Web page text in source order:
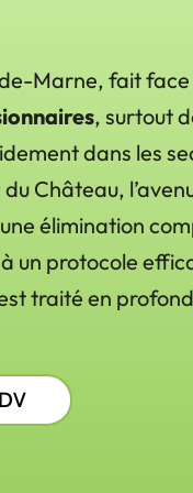
Marne, fait
, surtout
dans les
Château,
élimination
un protocole
traité en